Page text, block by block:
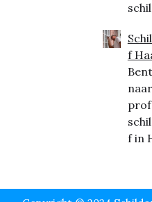
f
f in